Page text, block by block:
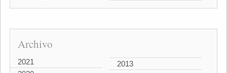
Archivo
2021
2013